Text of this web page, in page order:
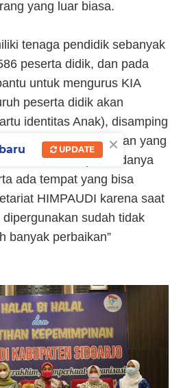
yang luar biasa.
tenaga pendidik sebanyak
peserta didik, dan pada
untuk mengurus KIA
peserta didik akan
identitas Anak), disamping
perhatian yang
Daerah seperti adanya
ada tempat yang bisa
HIMPAUDI karena saat
sudah tidak
banyak perbaikan”
×
UPDATE